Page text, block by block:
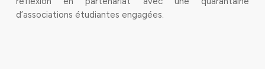
d’associations étudiantes engagées.